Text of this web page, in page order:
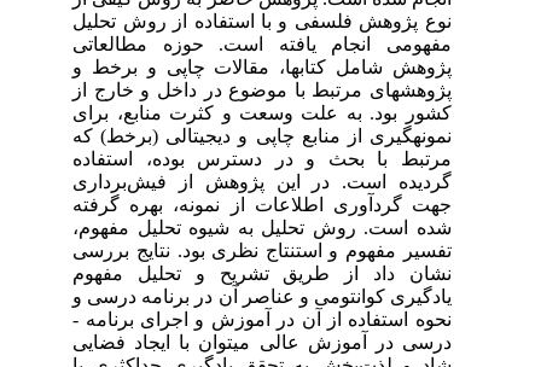
نوع پژوهش فلسفی و با استفاده از روش تحلیل
مفهومی انجام یافته است. حوزه مطالعاتی
پژوهش شامل کتاب­ها، مقالات چاپی و برخط و
پژوهش­های مرتبط با موضوع در داخل و خارج از
کشور بود. به علت وسعت و کثرت منابع، برای
نمونه­گیری از منابع چاپی و دیجیتالی (برخط) که
مرتبط با بحث و در دسترس بوده، استفاده
گردیده است. در این پژوهش از فیش‌برداری
جهت گردآوری اطلاعات از نمونه، بهره گرفته
شده است. روش تحلیل به شیوه تحلیل مفهوم،
تفسیر مفهوم و استنتاج نظری بود. نتایج بررسی
نشان داد از طریق تشریح و تحلیل مفهوم
یادگیری کوانتومی و عناصر آن در برنامه درسی و
نحوه استفاده از آن در آموزش و اجرای برنامه ­
درسی در آموزش عالی می­توان با ایجاد فضایی